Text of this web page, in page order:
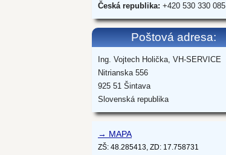
Česká republika: +420 530 330 085
Poštová adresa:
Ing. Vojtech Holička, VH-SERVICE
Nitrianska 556
925 51 Šintava
Slovenská republika
→ MAPA
ZŠ: 48.285413, ZD: 17.758731